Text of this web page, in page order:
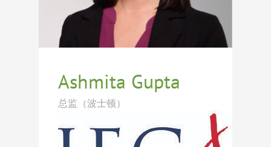
Ashmita Gupta
总监（波士顿）